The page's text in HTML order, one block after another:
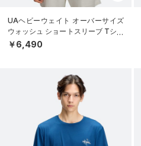
UAヘビーウェイト オーバーサイズ
ウォッシュ ショートスリーブ Tシャ
ツ（ライフスタイル/MEN）
￥6,490